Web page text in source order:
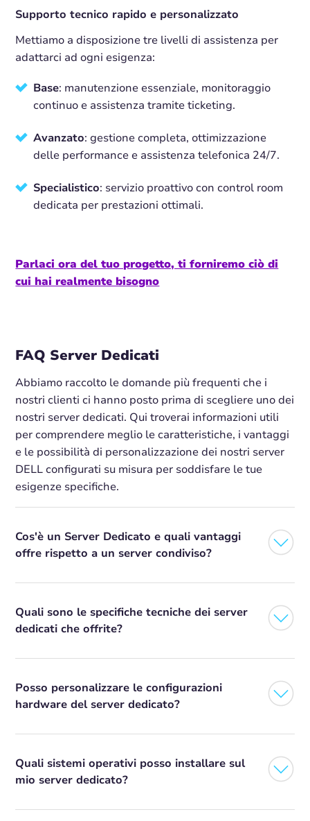
Supporto tecnico rapido e personalizzato
Mettiamo a disposizione tre livelli di assistenza per
adattarci ad ogni esigenza:
Base: manutenzione essenziale, monitoraggio
continuo e assistenza tramite ticketing.
Avanzato: gestione completa, ottimizzazione
delle performance e assistenza telefonica 24/7.
Specialistico: servizio proattivo con control room
dedicata per prestazioni ottimali.
Parlaci ora del tuo progetto, ti forniremo ciò di
cui hai realmente bisogno
FAQ Server Dedicati
Abbiamo raccolto le domande più frequenti che i
nostri clienti ci hanno posto prima di scegliere uno dei
nostri server dedicati. Qui troverai informazioni utili
per comprendere meglio le caratteristiche, i vantaggi
e le possibilità di personalizzazione dei nostri server
DELL configurati su misura per soddisfare le tue
esigenze specifiche.
Cos'è un Server Dedicato e quali vantaggi
offre rispetto a un server condiviso?
Quali sono le specifiche tecniche dei server
dedicati che offrite?
Posso personalizzare le configurazioni
hardware del server dedicato?
Quali sistemi operativi posso installare sul
mio server dedicato?